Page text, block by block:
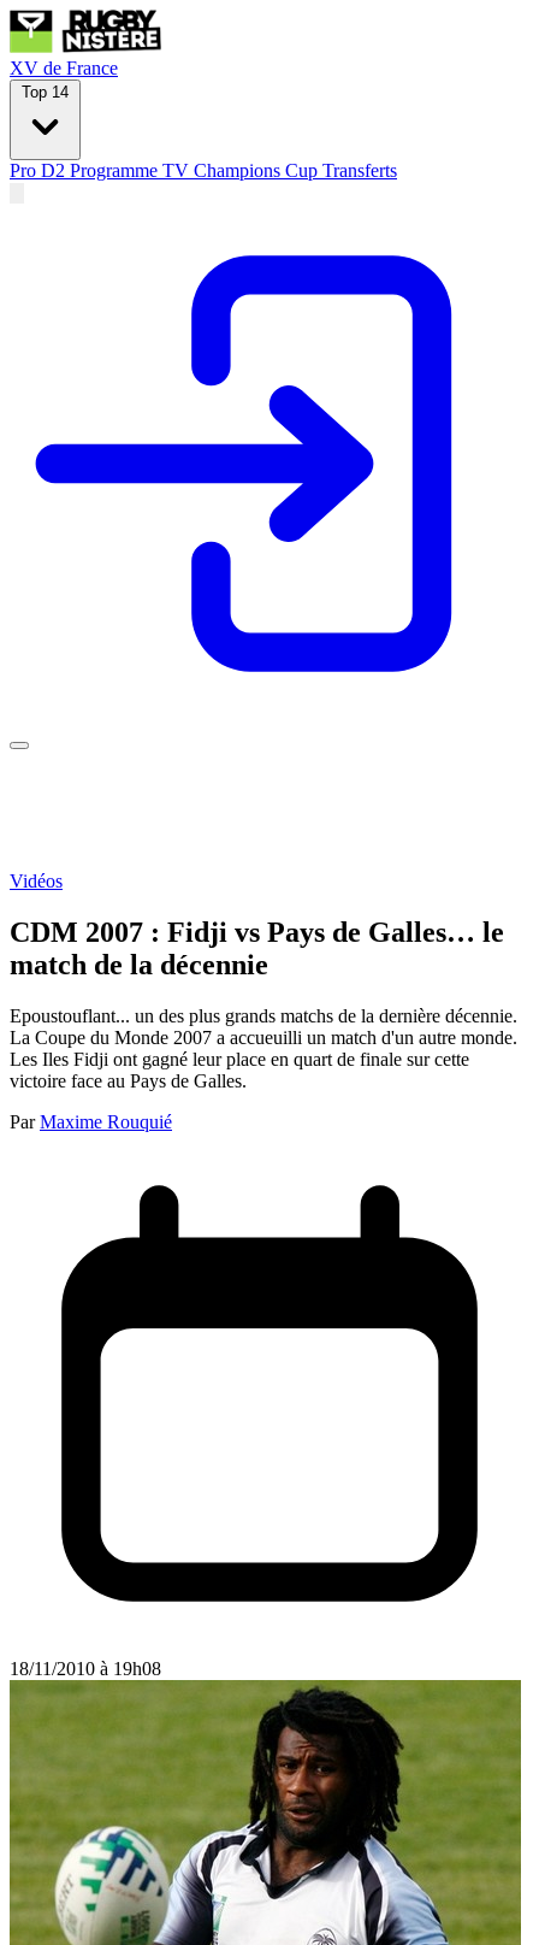
XV de France
Top 14
Pro D2 Programme TV Champions Cup Transferts
Vidéos
CDM 2007 : Fidji vs Pays de Galles… le
match de la décennie
Epoustouflant... un des plus grands matchs de la dernière décennie.
La Coupe du Monde 2007 a accueuilli un match d'un autre monde.
Les Iles Fidji ont gagné leur place en quart de finale sur cette
victoire face au Pays de Galles.
Par Maxime Rouquié
18/11/2010 à 19h08